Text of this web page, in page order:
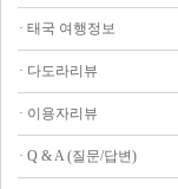
· 태국 여행정보
· 다도라리뷰
· 이용자리뷰
· Q & A (질문/답변)